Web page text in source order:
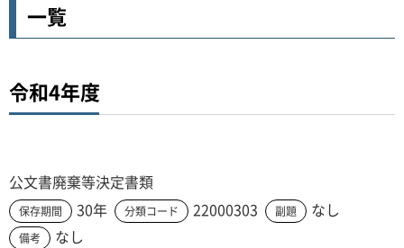
一覧
令和4年度
公文書廃棄等決定書類
保存期間 30年 分類コード 22000303 副題 なし
備考 なし